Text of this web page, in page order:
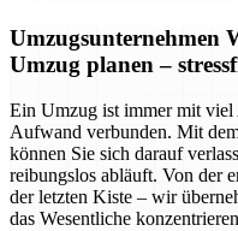
Umzugsunternehmen
Umzug planen –
Ein Umzug ist immer mit viel
Aufwand verbunden. Mit
können Sie sich darauf
reibungslos abläuft. Von der
der letzten Kiste – wir
das Wesentliche